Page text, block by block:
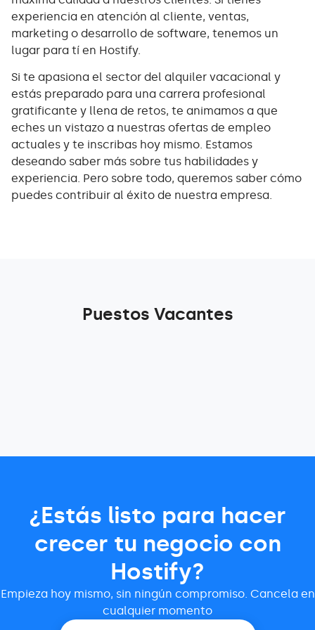
experiencia en atención al cliente, ventas,
marketing o desarrollo de software, tenemos un
lugar para tí en Hostify.
Si te apasiona el sector del alquiler vacacional y
estás preparado para una carrera profesional
gratificante y llena de retos, te animamos a que
eches un vistazo a nuestras ofertas de empleo
actuales y te inscribas hoy mismo. Estamos
deseando saber más sobre tus habilidades y
experiencia. Pero sobre todo, queremos saber cómo
puedes contribuir al éxito de nuestra empresa.
Puestos Vacantes
¿Estás listo para hacer
crecer tu negocio con
Hostify?
Empieza hoy mismo, sin ningún compromiso. Cancela en
cualquier momento